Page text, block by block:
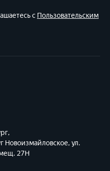
с Пользовательским
Новоизмайловское, ул.
27Н